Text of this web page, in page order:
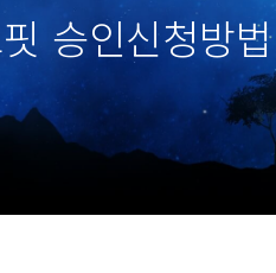
승인신청방법